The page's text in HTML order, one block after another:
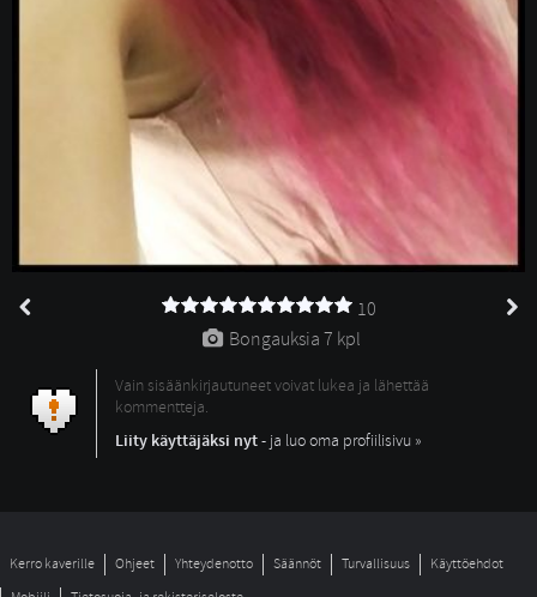
10
Bongauksia 7 kpl
Vain sisäänkirjautuneet voivat lukea ja lähettää
kommentteja.
Liity käyttäjäksi nyt- ja luo oma profiilisivu »
Kerro kaverille Ohjeet Yhteydenotto Säännöt Turvallisuus
Käyttöehdot